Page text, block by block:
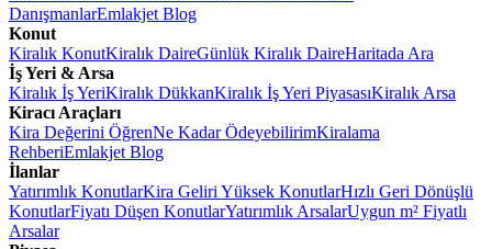
DanışmanlarEmlakjet Blog
Konut
Kiralık KonutKiralık DaireGünlük Kiralık DaireHaritada Ara
İş Yeri & Arsa
Kiralık İş YeriKiralık DükkanKiralık İş Yeri PiyasasıKiralık Arsa
Kiracı Araçları
Kira Değerini ÖğrenNe Kadar ÖdeyebilirimKiralama
RehberiEmlakjet Blog
İlanlar
Yatırımlık KonutlarKira Geliri Yüksek KonutlarHızlı Geri Dönüşlü
KonutlarFiyatı Düşen KonutlarYatırımlık ArsalarUygun m² Fiyatlı
Arsalar